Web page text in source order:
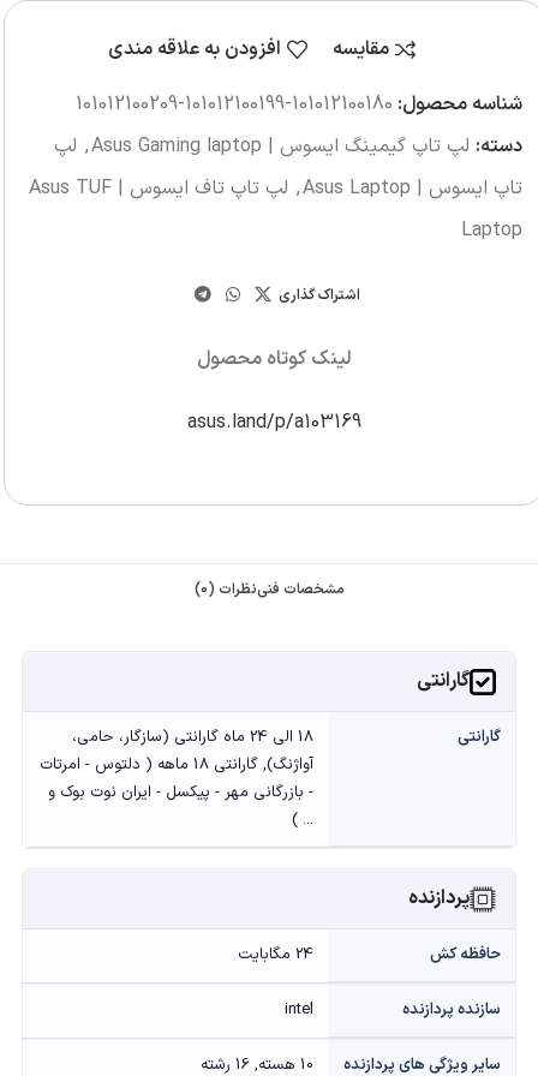
مقایسه
افزودن به علاقه مندی
شناسه محصول: 101012100180-101012100199-101012100209
دسته: لپ تاپ گیمینگ ایسوس | Asus Gaming laptop , لپ
تاپ ایسوس | Asus Laptop
,
لپ تاپ تاف ایسوس | Asus TUF
Laptop
اشتراک گذاری
لینک کوتاه محصول
asus.land/p/a103169
مشخصات فنینظرات (0)
گارانتی
گارانتی
18 الی 24 ماه گارانتی (سازگار، حامی،
آواژنگ), گارانتی 18 ماهه ( دلتوس - امرتات
- بازرگانی مهر - پیکسل - ایران نوت بوک و
... )
پردازنده
حافظه کش 24 مگابایت
سازنده پردازنده intel
سایر ویژگی های پردازنده 10 هسته, 16 رشته